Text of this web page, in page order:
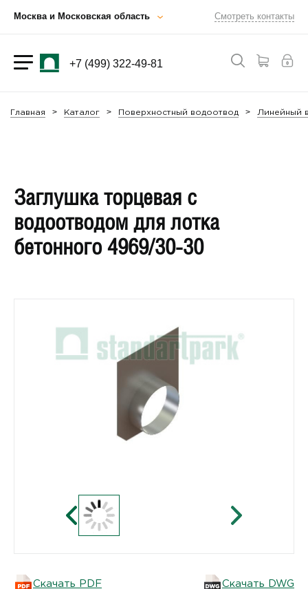
Москва и Московская область Смотреть контакты
+7 (499) 322-49-81
Главная Каталог Поверхностный водоотвод Линейный
Заглушка торцевая с
водоотводом для лотка
бетонного 4969/30-30
Скачать PDF Скачать DWG